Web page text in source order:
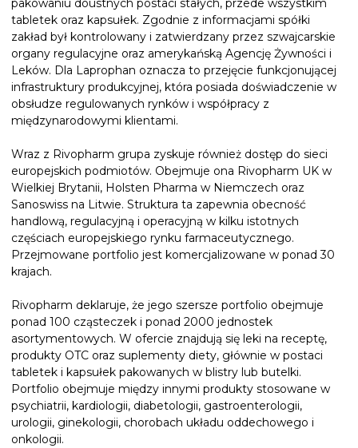
pakowaniu doustnych postaci stałych, przede wszystkim
tabletek oraz kapsułek. Zgodnie z informacjami spółki
zakład był kontrolowany i zatwierdzany przez szwajcarskie
organy regulacyjne oraz amerykańską Agencję Żywności i
Leków. Dla Laprophan oznacza to przejęcie funkcjonującej
infrastruktury produkcyjnej, która posiada doświadczenie w
obsłudze regulowanych rynków i współpracy z
międzynarodowymi klientami.
Wraz z Rivopharm grupa zyskuje również dostęp do sieci
europejskich podmiotów. Obejmuje ona Rivopharm UK w
Wielkiej Brytanii, Holsten Pharma w Niemczech oraz
Sanoswiss na Litwie. Struktura ta zapewnia obecność
handlową, regulacyjną i operacyjną w kilku istotnych
częściach europejskiego rynku farmaceutycznego.
Przejmowane portfolio jest komercjalizowane w ponad 30
krajach.
Rivopharm deklaruje, że jego szersze portfolio obejmuje
ponad 100 cząsteczek i ponad 2000 jednostek
asortymentowych. W ofercie znajdują się leki na receptę,
produkty OTC oraz suplementy diety, głównie w postaci
tabletek i kapsułek pakowanych w blistry lub butelki.
Portfolio obejmuje między innymi produkty stosowane w
psychiatrii, kardiologii, diabetologii, gastroenterologii,
urologii, ginekologii, chorobach układu oddechowego i
onkologii.